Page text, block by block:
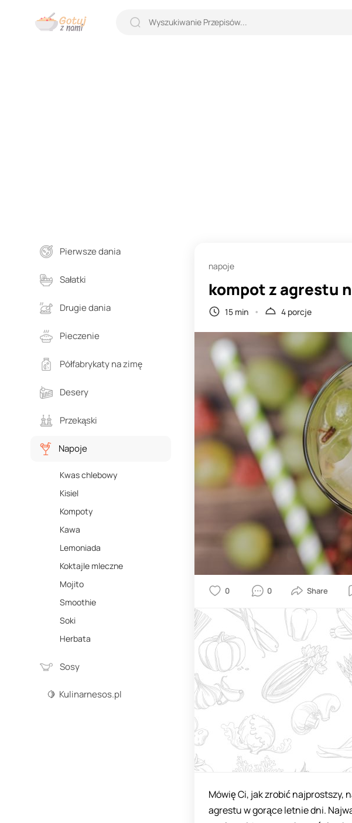
Pierwsze dania
Sałatki
Drugie dania
Pieczenie
Półfabrykaty na zimę
Desery
Przekąski
Napoje
Kwas chlebowy
Kisiel
Kompoty
Kawa
Lemoniada
Koktajle mleczne
Mojito
Smoothie
Soki
Herbata
Sosy
🍋 Kulinarnesos.pl
napoje
kompot z agrestu
15 min 4 porcje
0 0
Mówię Ci, jak zrobić najprostszy,
agrestu w gorące letnie dni.